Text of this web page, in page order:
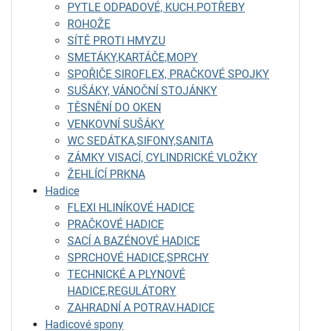
PYTLE ODPADOVÉ, KUCH.POTŘEBY
ROHOŽE
SÍTĚ PROTI HMYZU
SMETÁKY,KARTÁČE,MOPY
SPOŘIČE SIROFLEX, PRAČKOVÉ SPOJKY
SUŠÁKY, VÁNOČNÍ STOJÁNKY
TĚSNĚNÍ DO OKEN
VENKOVNÍ SUŠÁKY
WC SEDÁTKA,SIFONY,SANITA
ZÁMKY VISACÍ, CYLINDRICKÉ VLOŽKY
ŽEHLÍCÍ PRKNA
Hadice
FLEXI HLINÍKOVÉ HADICE
PRAČKOVÉ HADICE
SACÍ A BAZÉNOVÉ HADICE
SPRCHOVÉ HADICE,SPRCHY
TECHNICKÉ A PLYNOVÉ
HADICE,REGULÁTORY
ZAHRADNÍ A POTRAV.HADICE
Hadicové spony